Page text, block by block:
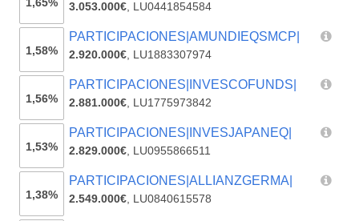
1,65% 3.053.000€, LU0441854584
1,58%
PARTICIPACIONES|AMUNDIEQSMCP|
2.920.000€, LU1883307974
1,56%
PARTICIPACIONES|INVESCOFUNDS|
2.881.000€, LU1775973842
1,53%
PARTICIPACIONES|INVESJAPANEQ|
2.829.000€, LU0955866511
1,38%
PARTICIPACIONES|ALLIANZGERMA|
2.549.000€, LU0840615578